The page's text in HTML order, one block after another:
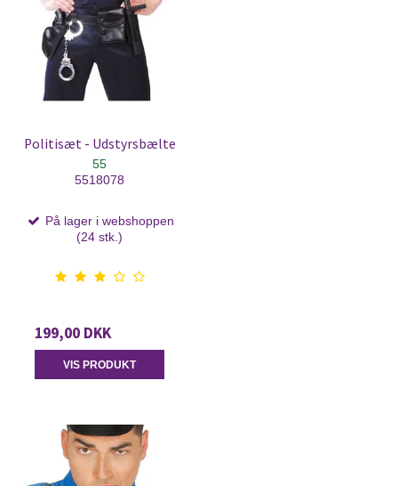
Politisæt - Udstyrsbælte
55
5518078
På lager i webshoppen
(24 stk.)
199,00 DKK
VIS PRODUKT